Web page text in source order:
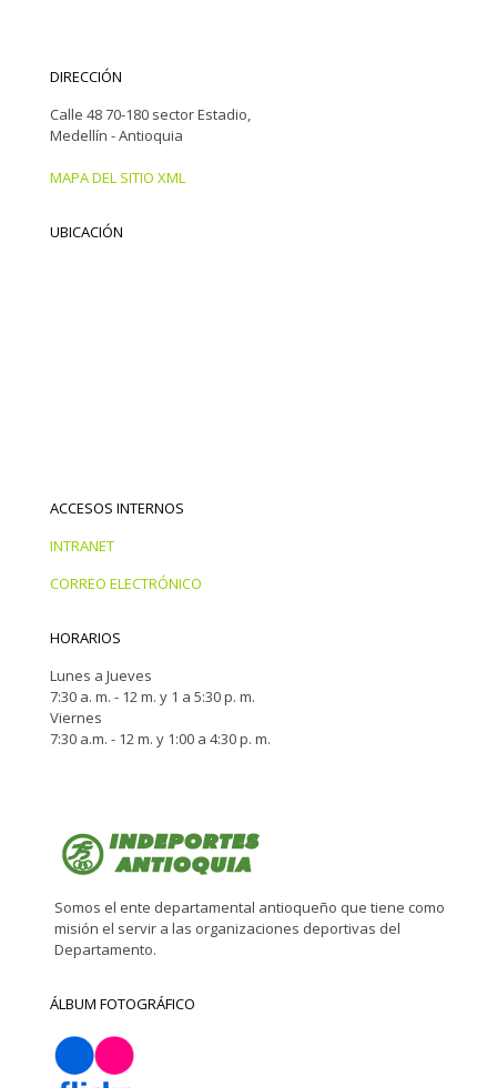
DIRECCIÓN
Calle 48 70-180 sector Estadio,
Medellín - Antioquia
MAPA DEL SITIO XML
UBICACIÓN
ACCESOS INTERNOS
INTRANET
CORREO ELECTRÓNICO
HORARIOS
Lunes a Jueves
7:30 a. m. - 12 m. y 1 a 5:30 p. m.
Viernes
7:30 a.m. - 12 m. y 1:00 a 4:30 p. m.
Somos el ente departamental antioqueño que tiene como
misión el servir a las organizaciones deportivas del
Departamento.
ÁLBUM FOTOGRÁFICO